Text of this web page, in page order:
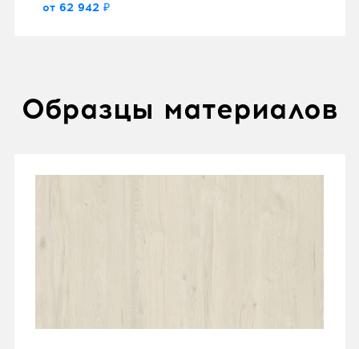
от 62 942 ₽
Образцы материалов